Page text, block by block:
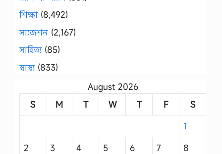
শিক্ষা (8,492)
সাজেশন (2,167)
সাহিত্য(85)
স্বাস্থ্য(833)
August 2026
S
M T W T F
S
1
2
3 4 5 6 7
8